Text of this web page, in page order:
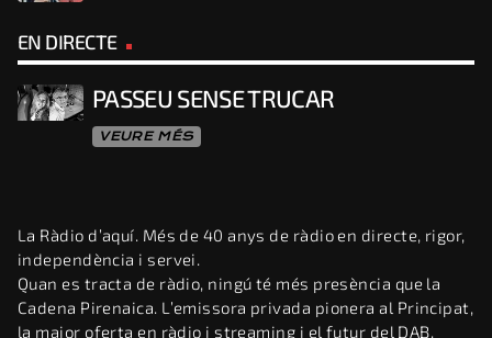
EN DIRECTE
PASSEU SENSE TRUCAR
VEURE MÉS
La Ràdio d’aquí. Més de 40 anys de ràdio en directe, rigor,
independència i servei.
Quan es tracta de ràdio, ningú té més presència que la
Cadena Pirenaica. L’emissora privada pionera al Principat,
la major oferta en ràdio i streaming i el futur del DAB.